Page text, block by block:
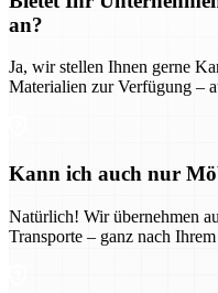
an?
Ja, wir stellen Ihnen gerne
Materialien zur Verfügung –
Kann ich auch nur
Natürlich! Wir übernehmen
Transporte – ganz nach